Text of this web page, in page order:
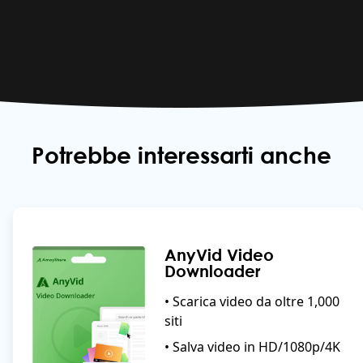
Potrebbe interessarti anche
AnyVid Video
Downloader
• Scarica video da oltre 1,000
siti
• Salva video in HD/1080p/4K